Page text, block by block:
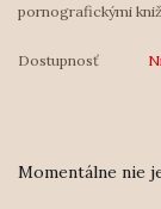
pornografickými
Dostupnosť
Momentálne nie